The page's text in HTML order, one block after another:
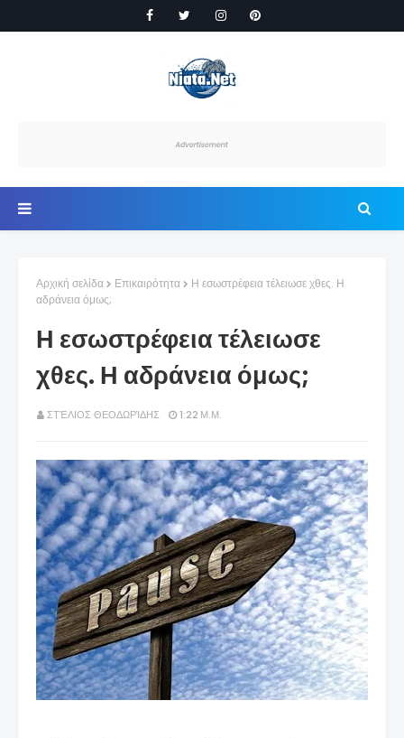
Αρχική σελίδα Επικαιρότητα
Η εσωστρέφεια τέλειωσε χθες. Η
αδράνεια όμως;
Η εσωστρέφεια τέλειωσε
χθες. Η αδράνεια όμως;
ΣΤΈΛΙΟΣ ΘΕΟΔΩΡΊΔΗΣ 1:22 Μ.Μ.